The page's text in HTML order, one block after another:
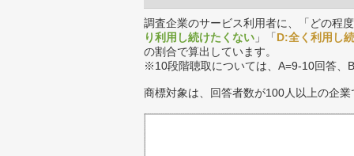
調査企業のサービス利用者に、「どの程
り利用し続けたくない 」「D:全く利用し
の割合で算出しています。
※10段階聴取については、A=9-10回答、
商標対象は、回答者数が100人以上の企業